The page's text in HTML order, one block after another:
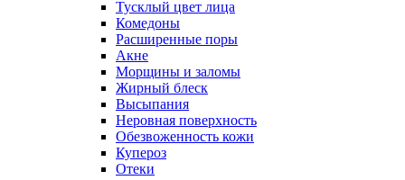
Тусклый цвет лица
Комедоны
Расширенные поры
Акне
Морщины и заломы
Жирный блеск
Высыпания
Неровная поверхность
Обезвоженность кожи
Купероз
Отеки